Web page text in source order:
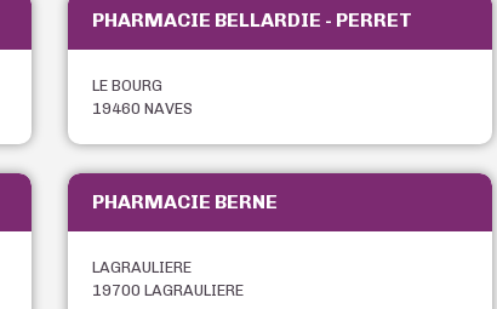
PHARMACIE BELLARDIE - PERRET
LE BOURG
19460 NAVES
PHARMACIE BERNE
LAGRAULIERE
19700 LAGRAULIERE